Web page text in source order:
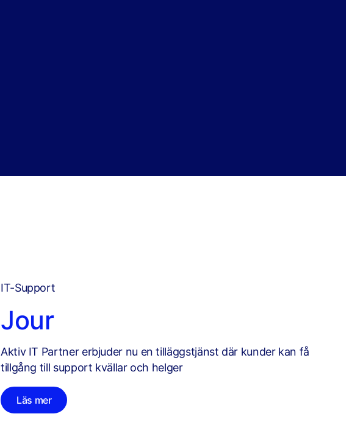
IT-Support
Jour
Aktiv IT Partner erbjuder nu en tilläggstjänst där kunder kan få
tillgång till support kvällar och helger
Läs mer